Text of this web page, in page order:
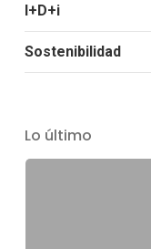
I+D+i
Sostenibilidad
Lo último